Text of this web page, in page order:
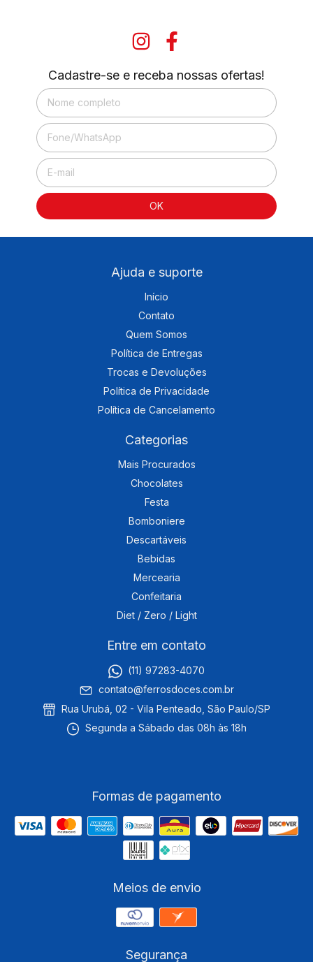
Cadastre-se e receba nossas ofertas!
Ajuda e suporte
Início
Contato
Quem Somos
Política de Entregas
Trocas e Devoluções
Política de Privacidade
Política de Cancelamento
Categorias
Mais Procurados
Chocolates
Festa
Bomboniere
Descartáveis
Bebidas
Mercearia
Confeitaria
Diet / Zero / Light
Entre em contato
(11) 97283-4070
contato@ferrosdoces.com.br
Rua Urubá, 02 - Vila Penteado, São Paulo/SP
Segunda a Sábado das 08h às 18h
Formas de pagamento
Meios de envio
Segurança